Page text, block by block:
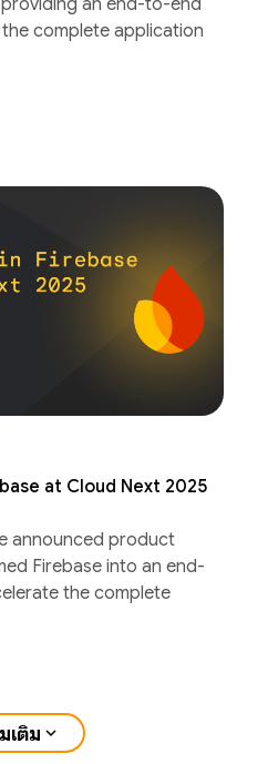
complete application
at Cloud Next 2025
announced product
Firebase into an end-
the complete
เติม expand_more